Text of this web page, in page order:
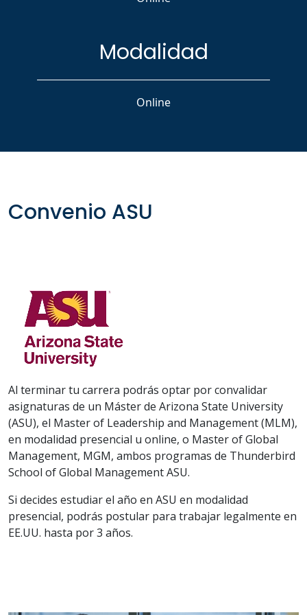
Modalidad
Online
Convenio ASU
Al terminar tu carrera podrás optar por convalidar
asignaturas de un Máster de Arizona State University
(ASU), el Master of Leadership and Management (MLM),
en modalidad presencial u online, o Master of Global
Management, MGM, ambos programas de Thunderbird
School of Global Management ASU.
Si decides estudiar el año en ASU en modalidad
presencial, podrás postular para trabajar legalmente en
EE.UU. hasta por 3 años.